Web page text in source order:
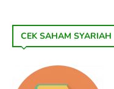
CEK SAHAM SYARIAH